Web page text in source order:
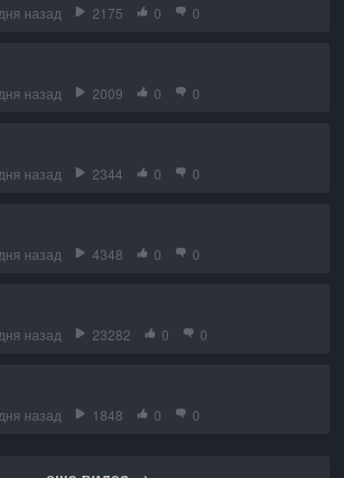
назад 2175 0 0
назад 2009 0 0
назад 2344 0 0
назад 4348 0 0
назад 23282 0 0
назад 1848 0 0